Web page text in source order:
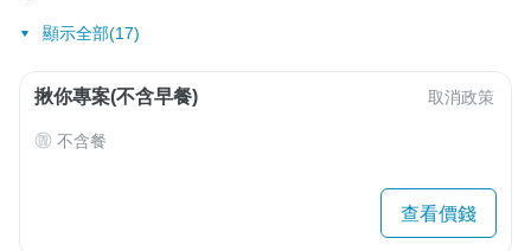
顯示全部(17)
揪你專案(不含早餐) 取消政策
不含餐
查看價錢